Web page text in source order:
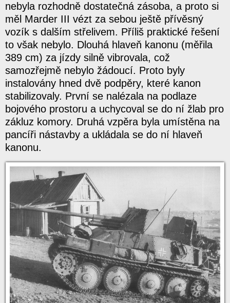
nebyla rozhodně dostatečná zásoba, a proto si
měl Marder III vézt za sebou ještě přívěsný
vozík s dalším střelivem. Příliš praktické řešení
to však nebylo. Dlouhá hlaveň kanonu (měřila
389 cm) za jízdy silně vibrovala, což
samozřejmě nebylo žádoucí. Proto byly
instalovány hned dvě podpěry, které kanon
stabilizovaly. První se nalézala na podlaze
bojového prostoru a uchycoval se do ní žlab pro
zákluz komory. Druhá vzpěra byla umístěna na
pancíři nástavby a ukládala se do ní hlaveň
kanonu.